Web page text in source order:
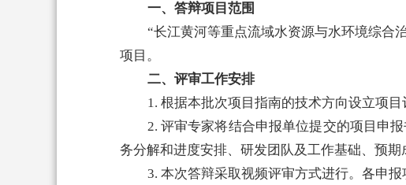
一、答辩项目范围
“长江黄河等重点流域水资源与水环境综合
项目。
二、评审工作安排
1. 根据本批次项目指南的技术方向设立项
2. 评审专家将结合申报单位提交的项目申
务分解和进度安排、研发团队及工作基础、预期
3. 本次答辩采取视频评审方式进行。各申